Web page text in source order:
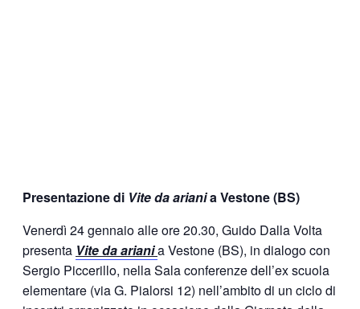
Presentazione di Vite da ariania Vestone (BS)
Venerdì 24 gennaio alle ore 20.30, Guido Dalla Volta
presenta Vite da ariania Vestone (BS), in dialogo con
Sergio Piccerillo, nella Sala conferenze dell’ex scuola
elementare (via G. Pialorsi 12) nell’ambito di un ciclo di